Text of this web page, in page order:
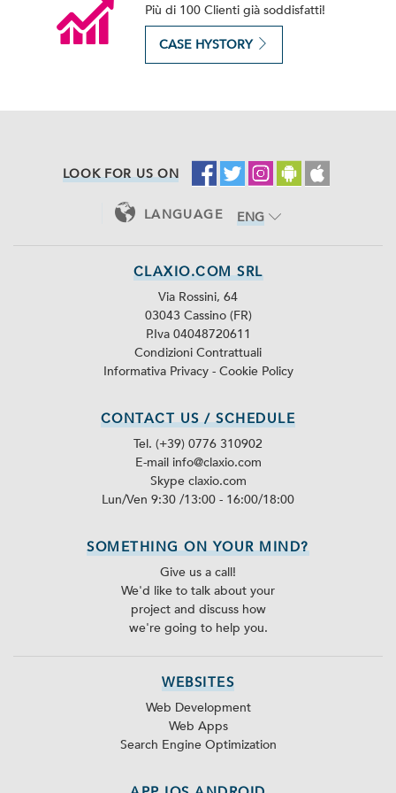
Più di 100 Clienti già soddisfatti!
CASE HYSTORY
LOOK FOR US ON
LANGUAGE
ENG
CLAXIO.COM SRL
Via Rossini, 64
03043 Cassino (FR)
P.Iva 04048720611
Condizioni Contrattuali
Informativa Privacy - Cookie Policy
CONTACT US / SCHEDULE
Tel. (+39) 0776 310902
E-mail info@claxio.com
Skype claxio.com
Lun/Ven 9:30 /13:00 - 16:00/18:00
SOMETHING ON YOUR MIND?
Give us a call!
We'd like to talk about your
project and discuss how
we're going to help you.
WEBSITES
Web Development
Web Apps
Search Engine Optimization